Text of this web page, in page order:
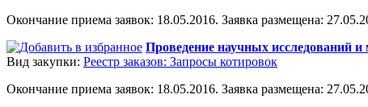
Окончание приема заявок: 18.05.2016. Заявка размещена:
Проведение научных исследований
Вид закупки: Реестр заказов: Запросы котировок
Окончание приема заявок: 18.05.2016. Заявка размещена: